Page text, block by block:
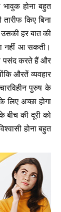
होना बहुत
किए बिना
हर बात की
नहीं आ सकती।
पसंद करते हैं और
औरतें व्यवहार
पुरुष के
अच्छा होगा
की दूरी को
होना बहुत